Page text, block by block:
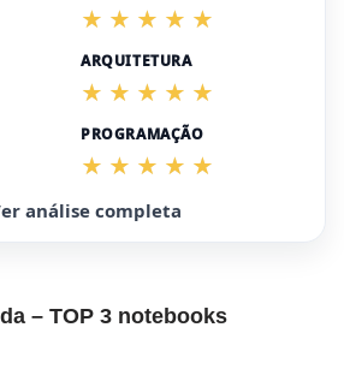
ARQUITETURA
PROGRAMAÇÃO
análise completa
– TOP 3 notebooks